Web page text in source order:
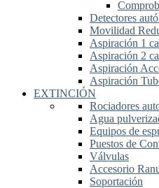
Detectores
Movilidad
Aspiración 1
Aspiración 2
Aspiración
Aspiración
EXTINCIÓN
Rociadores
Agua
Equipos de
Puestos de
Válvulas
Accesorio
Soportación